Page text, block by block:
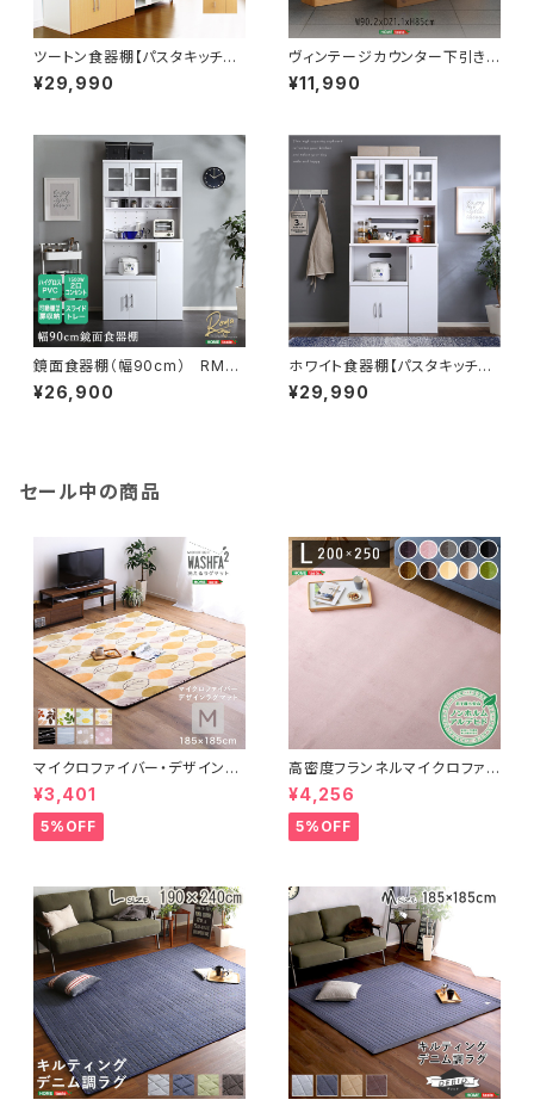
ツートン食器棚【パスタキッチン
ボード】（幅90cm×高さ180cm
タイプ） PST-1890
¥29,990
ヴィンテージカウンター下引き
戸収納9020 VKSS-9020
¥11,990
鏡面食器棚（幅90cm） RME-
1890
¥26,900
ホワイト食器棚【パスタキッチン
ボード】（幅90cm×高さ180cm
タイプ） PST-1890WH
¥29,990
セール中の商品
マイクロファイバー・デザインラ
グマットMサイズ（185×185cm）
洗えるラグマット 【WASHFA2】
FRG-D2-M
¥3,401
5%OFF
高密度フランネルマイクロファイ
バー・ラグマットLサイズ（200×2
50cm）洗えるラグマット｜ナル
トレア
¥4,256
5%OFF